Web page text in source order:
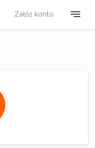
Załóż konto